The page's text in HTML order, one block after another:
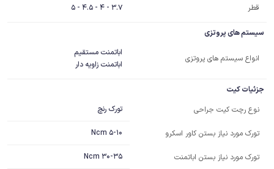
قطر 3.7 - 4 - 4.5 - 5
سیستم های پروتزی
انواع سیستم های پروتزی
اباتمنت زاویه دار
جزئیات کیت
نوع رچت کیت جراحی
تورک رنچ
تورک مورد نیاز بستن کاور اسکرو 5-10 Ncm
تورک مورد نیاز بستن اباتمنت 30-35 Ncm